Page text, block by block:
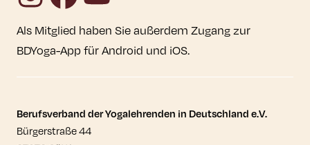
Als Mitglied haben Sie außerdem Zugang zur
BDYoga-App für Android und iOS.
Kontaktdaten und weitere Links
Berufsverband der Yogalehrenden in Deutschland e.V.
Bürgerstraße 44